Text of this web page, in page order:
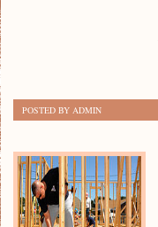
POSTED BY ADMIN